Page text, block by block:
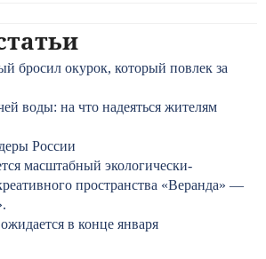
бросил окурок, который повлек за
воды: на что надеяться жителям
России
масштабный экологически-
пространства «Веранда» —
в конце января